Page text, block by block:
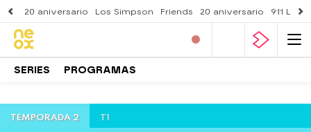
20 aniversario Los Simpson Friends 20 aniversario 911
SERIES PROGRAMAS
TEMPORADA 2 T1